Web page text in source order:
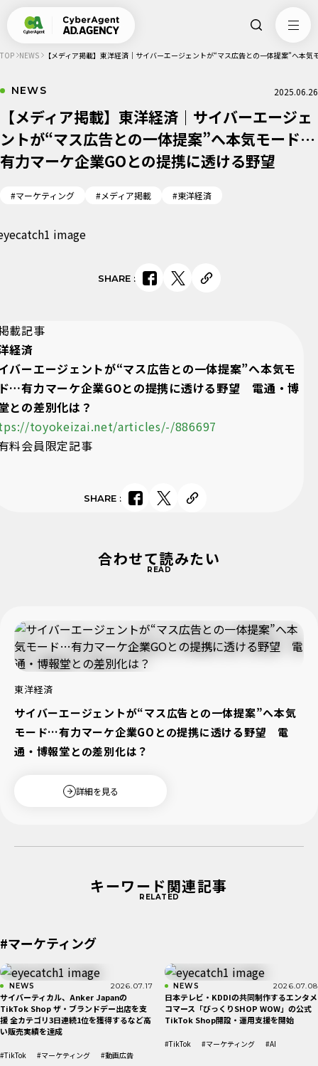
TOP NEWS 【メディア掲載】東洋経済｜サイバーエージェントが“マス広告との一体提案”へ本
NEWS 2025.06.26
【メディア掲載】東洋経済｜サイバーエージェ
ントが“マス広告との一体提案”へ本気モード…
有力マーケ企業GOとの提携に透ける野望
#マーケティング #メディア掲載 #東洋経済
載記事
経済
バーエージェントが“マス広告との一体提案”へ本気モ
…有力マーケ企業GOとの提携に透ける野望 電通・博
との差別化は？
toyokeizai.net/articles/-/886697
料会員限定記事
SHARE:
SHARE:
合わせて読みたい
READ
東洋経済
サイバーエージェントが“マス広告との一体提案”へ本気
モード…有力マーケ企業GOとの提携に透ける野望 電
通・博報堂との差別化は？
詳細を見る
キーワード関連記事
RELATED
#マーケティング
NEWS 2026.07.17
サイバーティカル、Anker Japanの
TikTok Shop ザ・ブランドデー出店を支
援 全カテゴリ3日連続1位を獲得するなど高
い販売実績を達成
#TikTok #マーケティング #動画広告
NEWS 2026.07.08
日本テレビ・KDDIの共同制作するエンタメ
コマース「びっくりSHOP WOW」の公式
TikTok Shop開設・運用支援を開始
#TikTok #マーケティング #AI